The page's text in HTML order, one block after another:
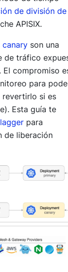
de división de
APISIX.
canary son una
de tráfico
compromiso
para
revertirlo si es
Esta guía te
para
de liberación